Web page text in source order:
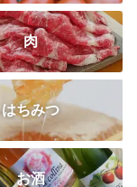
肉
はちみつ
お酒